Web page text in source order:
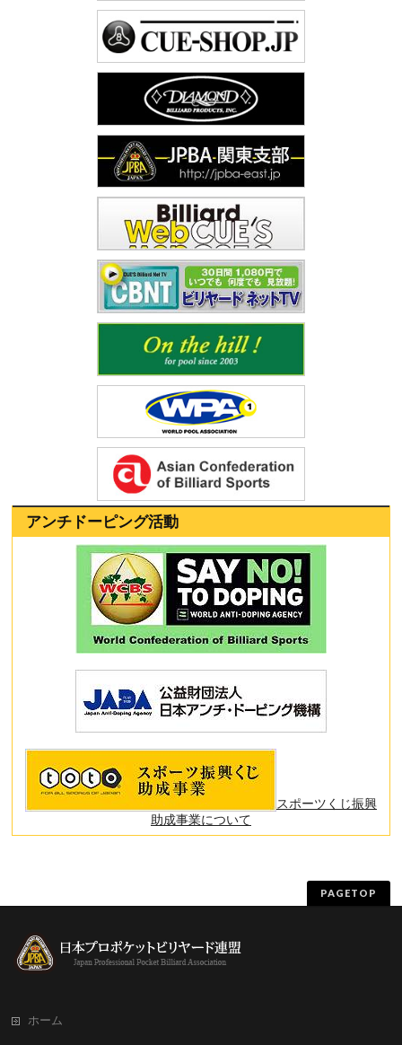
アンチドーピング活動
スポーツくじ振興
助成事業について
PAGETOP
ホーム